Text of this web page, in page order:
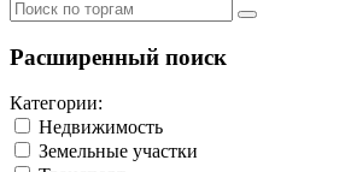
Расширенный поиск
Категории:
Недвижимость
Земельные участки